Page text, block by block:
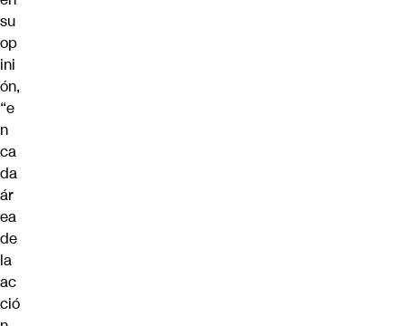
su
op
ini
ón,
“e
n
ca
da
ár
ea
de
la
ac
ció